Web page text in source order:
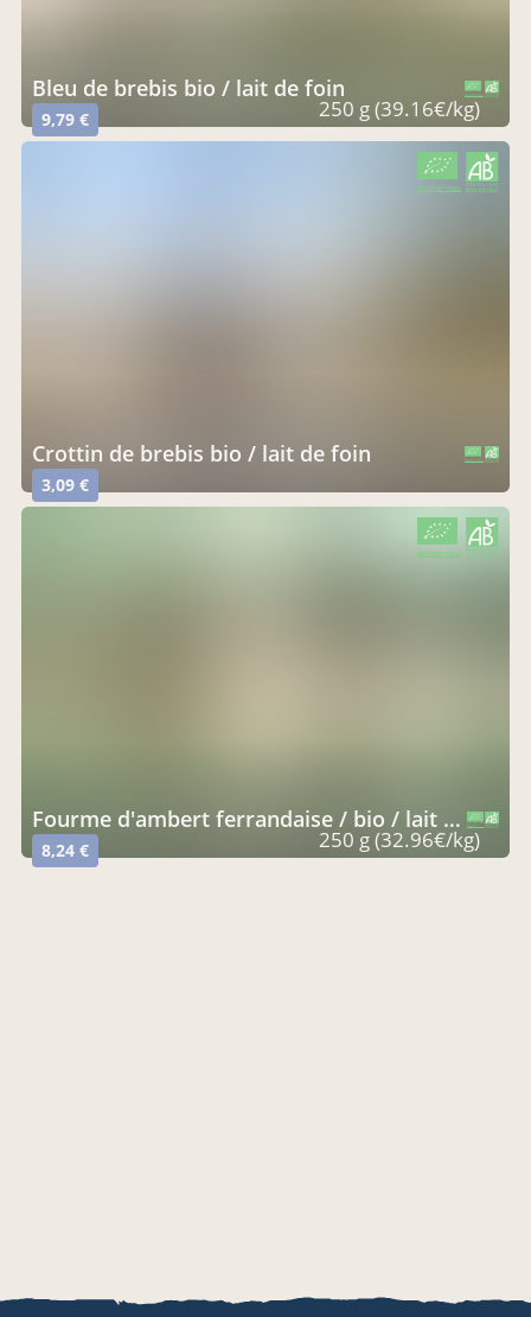
bleu de brebis bio / lait de foin
9,79 € 250 g (39.16€/kg)
crottin de brebis bio / lait de foin
3,09 €
fourme d'ambert ferrandaise / bio / lait de foin
8,24 € 250 g (32.96€/kg)
CERTIFIÉ PAR FR-BIO-01
AGRICULTURE FRANCE